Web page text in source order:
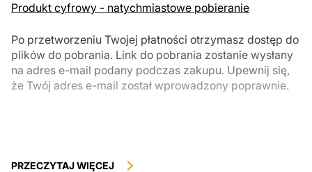
Produkt cyfrowy - natychmiastowe pobieranie
Po przetworzeniu Twojej płatności otrzymasz dostęp do
plików do pobrania. Link do pobrania zostanie wysłany
na adres e-mail podany podczas zakupu. Upewnij się,
że Twój adres e-mail został wprowadzony poprawnie.
podlegają zwrotowi ani wymianie po ich pobraniu. Zalecamy
PRZECZYTAJ WIĘCEJ